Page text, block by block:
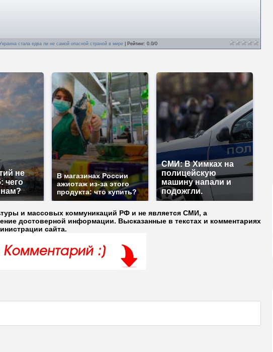
стала едва ли не самой опасной страной в мире Рейтинг: 0.0/0
не
чего
В магазинах России
ажиотаж из-за этого
продукта: что купить?
СМИ: В Химках на
полицейскую
машину напали и
подожгли.
и массовых коммуникаций РФ и не является СМИ, а
достоверной информации. Высказанные в текстах и комментариях
сайта.